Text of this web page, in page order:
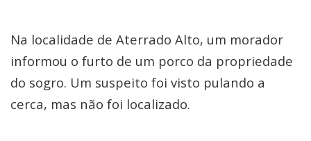
Na localidade de Aterrado Alto, um morador
informou o furto de um porco da propriedade
do sogro. Um suspeito foi visto pulando a
cerca, mas não foi localizado.